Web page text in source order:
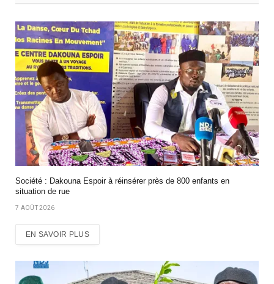
Société : Dakouna Espoir à réinsérer près de 800 enfants en
situation de rue
7 AOÛT 2026
EN SAVOIR PLUS